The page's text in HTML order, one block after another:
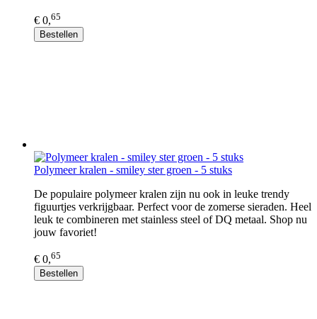
€ 0,65
Bestellen
Polymeer kralen - smiley ster groen - 5 stuks
De populaire polymeer kralen zijn nu ook in leuke trendy
figuurtjes verkrijgbaar. Perfect voor de zomerse sieraden. Heel
leuk te combineren met stainless steel of DQ metaal. Shop nu
jouw favoriet!
€ 0,65
Bestellen